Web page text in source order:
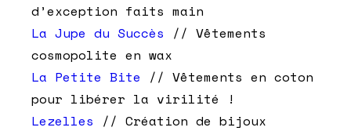
d’exception faits main
La Jupe du Succès // Vêtements
cosmopolite en wax
La Petite Bite // Vêtements en coton
pour libérer la virilité !
Lezelles // Création de bijoux